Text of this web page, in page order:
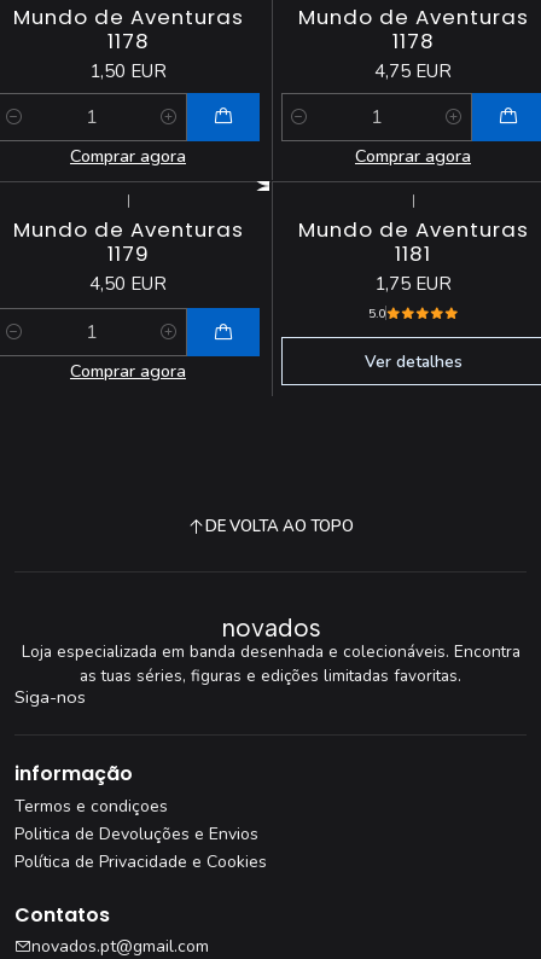
Mundo de Aventuras
1178
1,50 EUR
Comprar agora
Mundo de Aventuras
1178
4,75 EUR
Quantidade
Comprar agora
|
Mundo de Aventuras
1179
4,50 EUR
Comprar agora
|
Mundo de Aventuras
1181
1,75 EUR
5.0
Ver detalhes
DE VOLTA AO TOPO
novados
Loja especializada em banda desenhada e colecionáveis. Encontra
as tuas séries, figuras e edições limitadas favoritas.
Siga-nos
informação
Termos e condiçoes
Politica de Devoluções e Envios
Política de Privacidade e Cookies
Contatos
novados.pt@gmail.com